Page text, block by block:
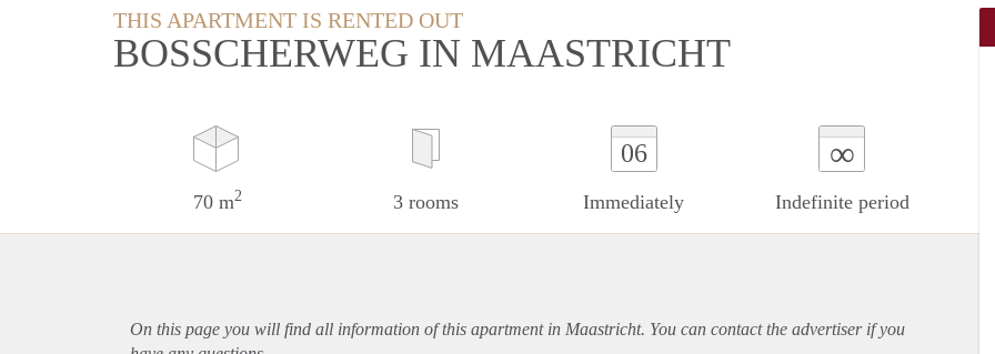
THIS APARTMENT IS RENTED OUT
BOSSCHERWEG IN MAASTRICHT
70 m2 3 rooms
06
Immediately
∞
Indefinite period
On this page you will find all information of this apartmentin Maastricht. You can contact the advertiser if you